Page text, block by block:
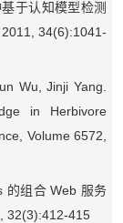
于认知模型检测
2011, 34(6):1041-
Wu, Jinji Yang.
in Herbivore
Volume 6572,
的组合 Web 服务
32(3):412-415